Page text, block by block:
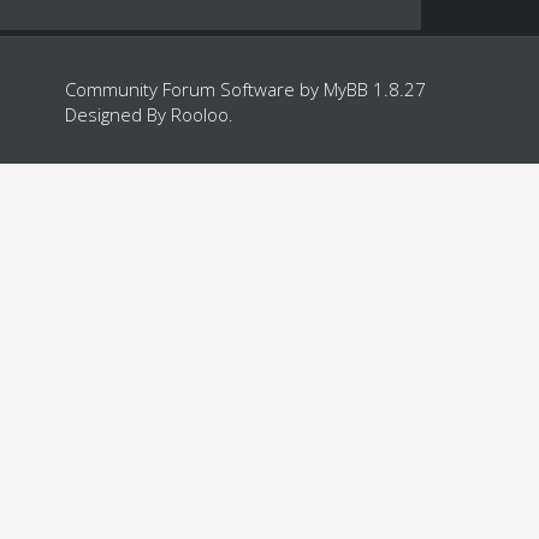
Community Forum Software by MyBB 1.8.27
Designed By Rooloo.